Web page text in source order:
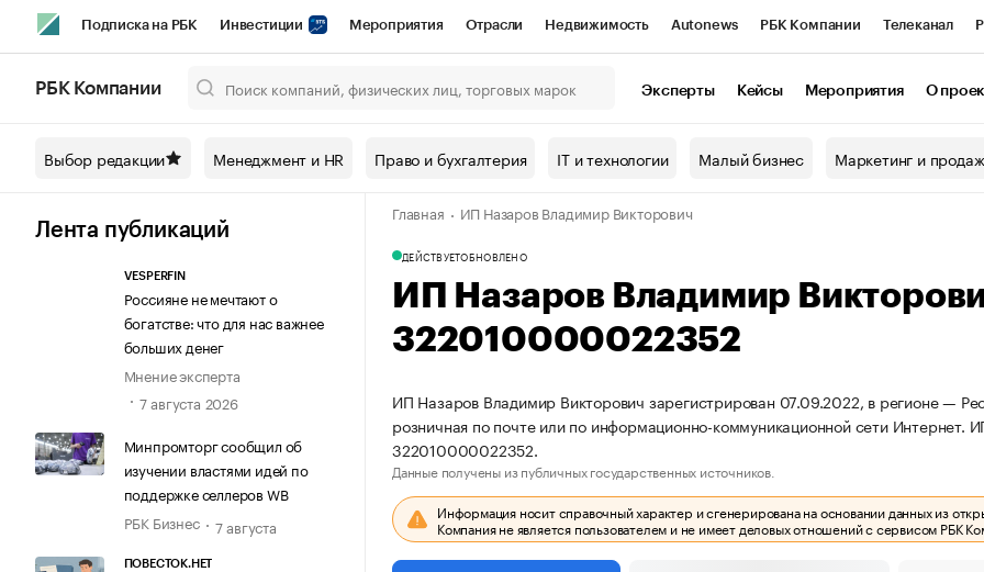
Подписка на РБК Инвестиции Мероприятия Отрасли Недвижимость Autonews РБК Компании Телеканал
Спецпроекты СПб Конференции СПб Спецпроекты Проверка контрагентов
Технологии и медиа Рынок наличной валюты
РБК Компании Эксперты Кейсы Мероприятия О
Выбор редакции Менеджмент и HR Право и бухгалтерия IT и технологии Малый бизнес Маркетинг и
Лента публикаций
VESPERFIN
Россияне не мечтают о
богатстве: что для нас важнее
больших денег
Мнение эксперта
7 августа 2026
Минпромторг сообщил об
изучении властями идей по
поддержке селлеров WB
РБК Бизнес
7 августа
ПОВЕСТОК.НЕТ
Главная ИП Назаров Владимир Викторович
ДЕЙСТВУЕТОБНОВЛЕНО
ИП Назаров Владимир
322010000022352
ИП Назаров Владимир Викторович зарегистрирован 07.09.2022, в регионе —
розничная по почте или по информационно-коммуникационной сети
322010000022352.
Данные получены из публичных государственных источников.
Информация носит справочный характер и сгенерирована на основании данных из
Компания не является пользователем и не имеет деловых отношений с сервисом РБК